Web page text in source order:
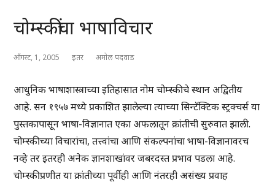
चोम्स्कींचा भाषाविचार
ऑगस्ट, 1, 2005 इतर अमोल पदवाड
आधुनिक भाषाशास्त्राच्या इतिहासात नोम चोम्स्कीचे स्थान अद्वितीय
आहे. सन १९५७ मध्ये प्रकाशित झालेल्या त्याच्या सिन्टॅक्टिक स्ट्रक्चर्स या
पुस्तकापासून भाषा-विज्ञानात एका अफलातून क्रांतीची सुरुवात झाली.
चोम्स्कीच्या विचारांचा, तत्त्वांचा आणि संकल्पनांचा भाषा-विज्ञानावरच
नव्हे तर इतरही अनेक ज्ञानशाखांवर जबरदस्त प्रभाव पडला आहे.
चोम्स्कीप्रणीत या क्रांतीच्या पूर्वीही आणि नंतरही असंख्य प्रवाह